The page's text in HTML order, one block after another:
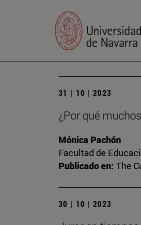
31 | 10 | 2023
¿Por qué
Mónica Pachón
Facultad de
Publicado en: The
30 | 10 | 2023